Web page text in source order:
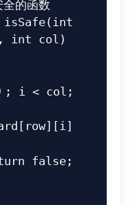
的函数
isSafe(int
int col )
; i < col ;
[ row] [i]
false ;